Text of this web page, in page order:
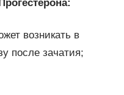
возникать в
после зачатия;